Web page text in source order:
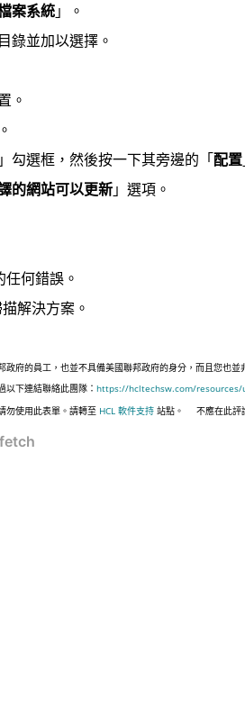
案系統」。
錄並加以選擇。
。
勾選框，然後按一下其旁邊的「配置
的網站可以更新」選項。
何錯誤。
解決方案。
政府的員工，也並不具備美國聯邦政府的身分，而且您也
以下連結聯絡此團隊：https://hcltechsw.com/resources/
勿使用此表單。請轉至 HCL 軟件支持 站點。 不應在此評